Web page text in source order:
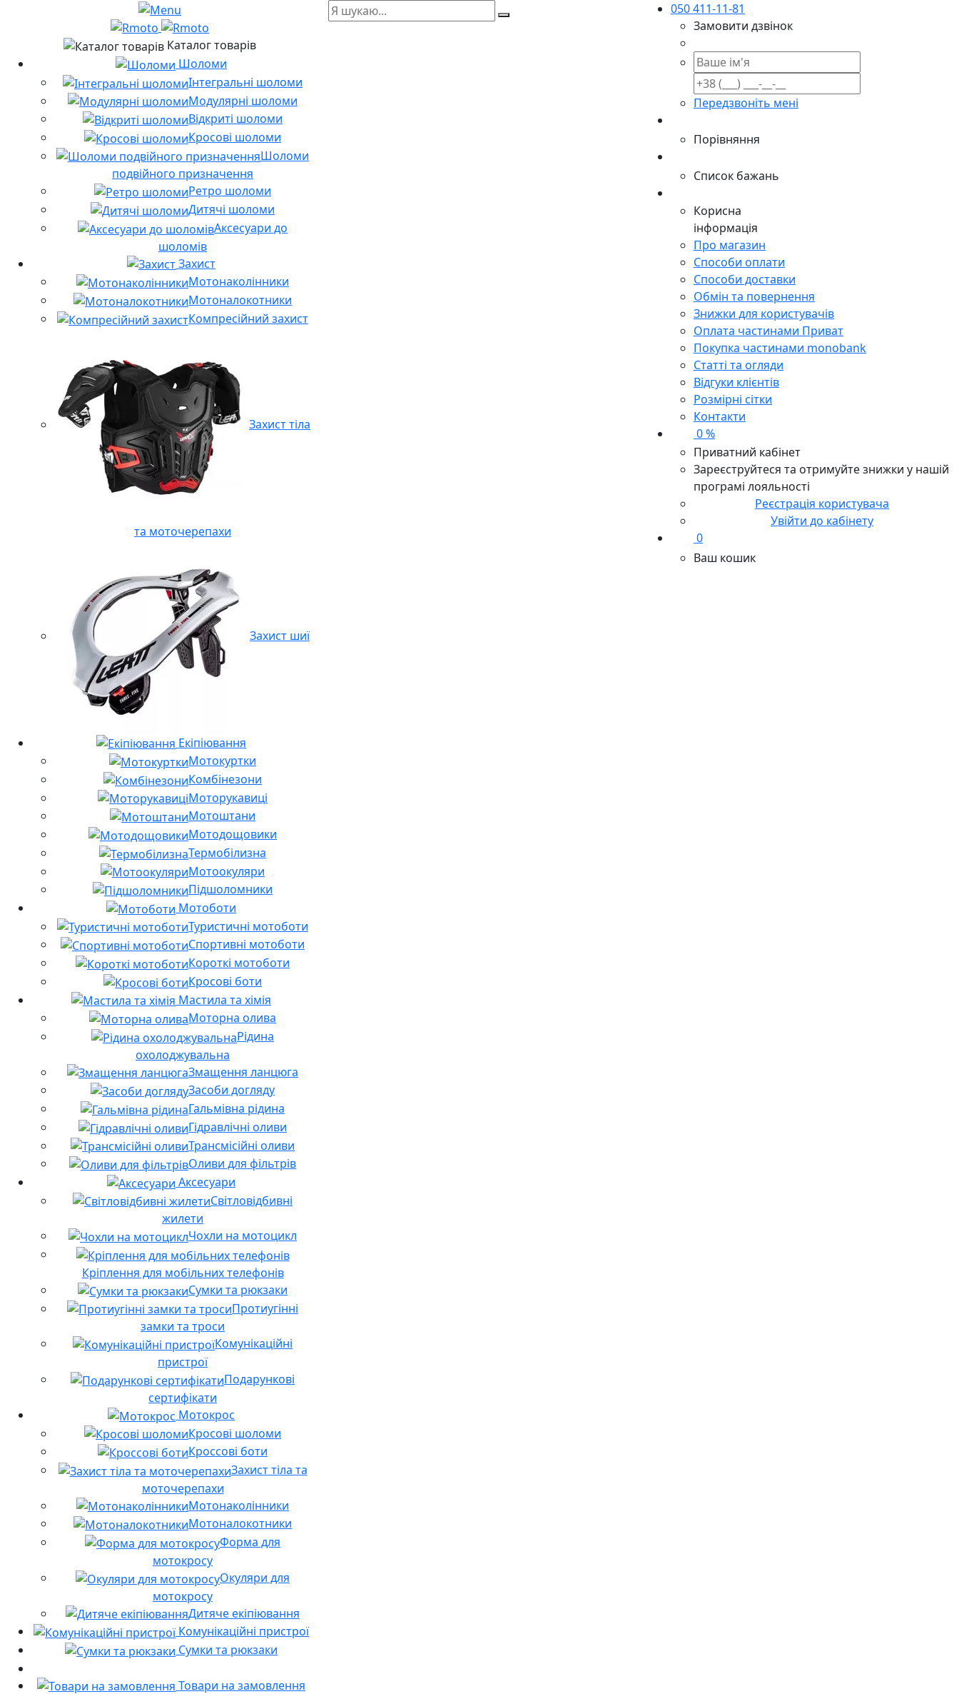
Каталог товарів
Шоломи
Інтегральні шоломи
Модулярні шоломи
Відкриті шоломи
Кросові шоломи
Шоломи
подвійного призначення
Ретро шоломи
Дитячі шоломи
Аксесуари до
шоломів
Захист
Мотонаколінники
Мотоналокотники
Компресійний захист
Захист тіла
та моточерепахи
Захист шиї
Екіпіювання
Мотокуртки
Комбінезони
Моторукавиці
Мотоштани
Мотодощовики
Термобілизна
Мотоокуляри
Підшоломники
Мотоботи
Туристичні мотоботи
Спортивні мотоботи
Короткі мотоботи
Кросові боти
Мастила та хімія
Моторна олива
Рідина
охолоджувальна
Змащення ланцюга
Засоби догляду
Гальмівна рідина
Гідравлічні оливи
Трансмісійні оливи
Оливи для фільтрів
Аксесуари
Світловідбивні
жилети
Чохли на мотоцикл
Кріплення для мобільних телефонів
Сумки та рюкзаки
Протиугінні
замки та троси
Комунікаційні
пристрої
Подарункові
сертифікати
Мотокрос
Кросові шоломи
Кроссові боти
Захист тіла та
моточерепахи
Мотонаколінники
Мотоналокотники
Форма для
мотокросу
Окуляри для
мотокросу
Дитяче екіпіювання
Комунікаційні пристрої
Сумки та рюкзаки
Товари на замовлення
050 411-11-81
Замовити дзвінок
Передзвоніть мені
Порівняння
Список бажань
Корисна
інформація
Про магазин
Способи оплати
Способи доставки
Обмін та повернення
Знижки для користувачів
Оплата частинами Приват
Покупка частинами monobank
Статті та огляди
Відгуки клієнтів
Розмірні сітки
Контакти
0 %
Приватний кабінет
Зареєструйтеся та отримуйте знижки у нашій
програмі лояльності
Реєстрація користувача
Увійти до кабінету
0
Ваш кошик